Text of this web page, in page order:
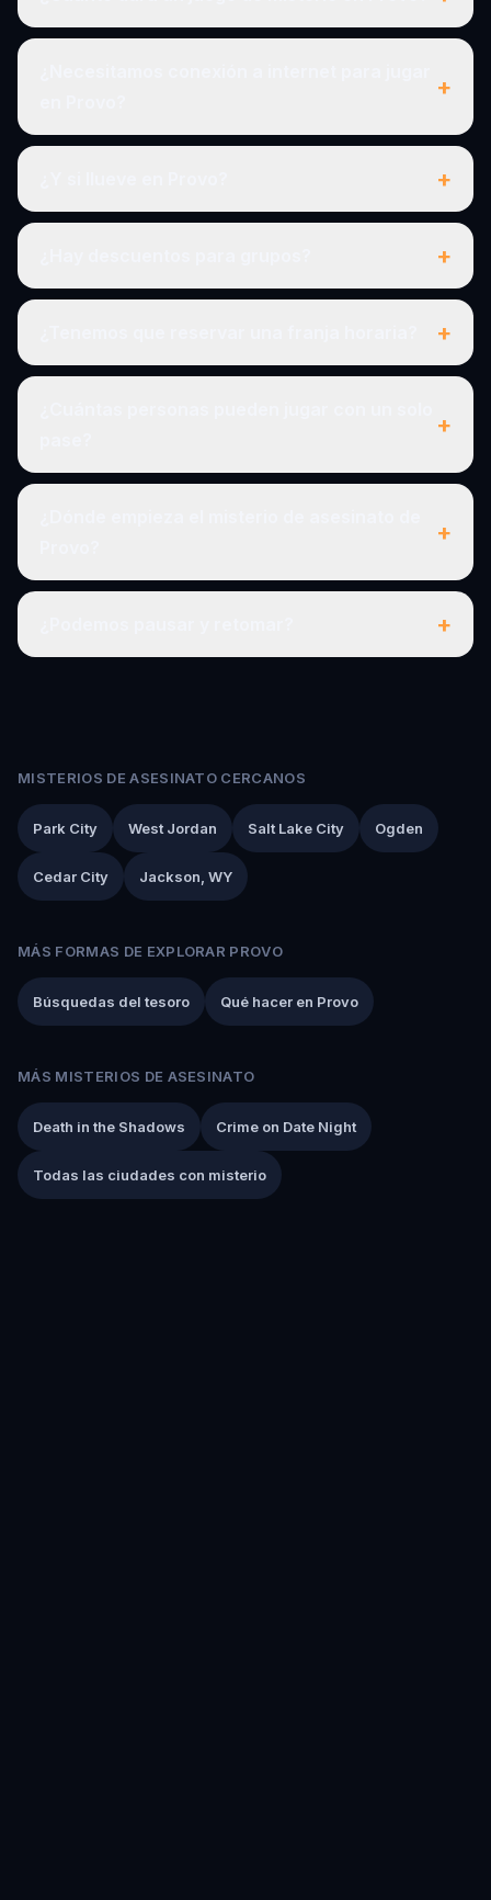
+
+
+
+
+
+
+
MISTERIOS DE ASESINATO CERCANOS
Park City West Jordan Salt Lake City Ogden
Cedar City Jackson, WY
MÁS FORMAS DE EXPLORAR PROVO
Búsquedas del tesoro Qué hacer en Provo
MÁS MISTERIOS DE ASESINATO
Death in the Shadows Crime on Date Night
Todas las ciudades con misterio